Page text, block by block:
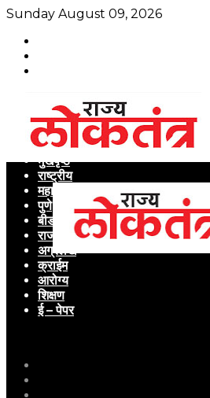
Sunday August 09, 2026
मुखपृष्ठ
राष्ट्रीय
महाराष्ट्र
पुणे
बीड
राजकारण
अग्रलेख
क्राईम
आरोग्य
शिक्षण
ई – पेपर